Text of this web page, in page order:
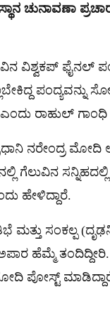
ಚುನಾವಣಾ
ವಿಶ್ವಕಪ್ ಫೈನಲ್
ಪಂದ್ಯವನ್ನು
ರಾಹುಲ್ ಗಾಂಧಿ
ನರೇಂದ್ರ ಮೋದಿ
ಗೆಲುವಿನ
ಹೇಳಿದ್ದಾರೆ.
ಮತ್ತು ಸಂಕಲ್ಪ
ಹೆಮ್ಮೆ ತಂದಿದ್ದೀರಿ.
ಪೋಸ್ಟ್